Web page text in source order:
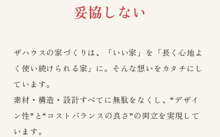
妥協しない
ザハウスの家づくりは、「いい家」を「長く心地よ
く使い続けられる家」に。そんな想いをカタチにし
ています。
素材・構造・設計すべてに無駄をなくし、“デザイ
ン性”と“コストバランスの良さ”の両立を実現して
います。